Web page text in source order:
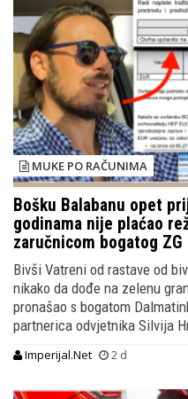
MUKE PO RAČUNIMA
Bošku Balabanu opet
godinama nije plaćao
zaručnicom bogatog
Bivši Vatreni od rastave od
nikako da dođe na zelenu
pronašao s bogatom
partnerica odvjetnika Silvija
Imperijal.Net 2 d